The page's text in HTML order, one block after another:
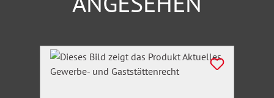
Produktgalerie überspringen